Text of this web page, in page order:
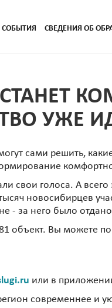
СОБЫТИЯ СВЕДЕНИЯ ОБ
УЖЕ
сами решить,
свои голоса. А
новосибирцев
- за него было отдано
объект. Вы можете
или в
современнее и